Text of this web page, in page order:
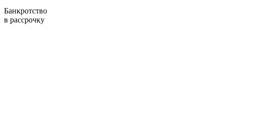
Банкротство
в рассрочку